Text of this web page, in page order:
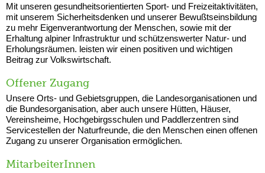
Mit unseren gesundheitsorientierten Sport- und Freizeitaktivitäten,
mit unserem Sicherheitsdenken und unserer Bewußtseinsbildung
zu mehr Eigenverantwortung der Menschen, sowie mit der
Erhaltung alpiner Infrastruktur und schützenswerter Natur- und
Erholungsräumen. leisten wir einen positiven und wichtigen
Beitrag zur Volkswirtschaft.
Offener Zugang
Unsere Orts- und Gebietsgruppen, die Landesorganisationen und
die Bundesorganisation, aber auch unsere Hütten, Häuser,
Vereinsheime, Hochgebirgsschulen und Paddlerzentren sind
Servicestellen der Naturfreunde, die den Menschen einen offenen
Zugang zu unserer Organisation ermöglichen.
MitarbeiterInnen